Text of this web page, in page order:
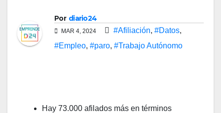
Por diario24
MAR 4, 2024 #Afiliación, #Datos,
#Empleo, #paro, #Trabajo Autónomo
Hay 73.000 afilados más en términos